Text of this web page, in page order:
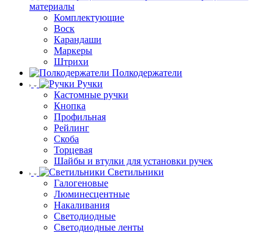
материалы
Комплектующие
Воск
Карандаши
Маркеры
Штрихи
Полкодержатели
Ручки
Кастомные ручки
Кнопка
Профильная
Рейлинг
Скоба
Торцевая
Шайбы и втулки для установки ручек
Светильники
Галогеновые
Люминесцентные
Накаливания
Светодиодные
Светодиодные ленты